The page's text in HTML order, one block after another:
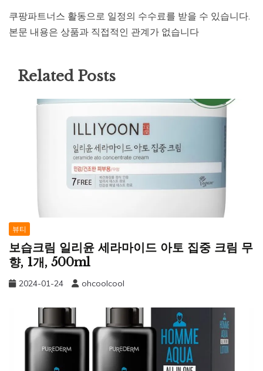
쿠팡파트너스 활동으로 일정의 수수료를 받을 수 있습니다.
본문 내용은 상품과 직접적인 관계가 없습니다
Related Posts
뷰티
보습크림 일리윤 세라마이드 아토 집중 크림 무
향, 1개, 500ml
2024-01-24 ohcoolcool